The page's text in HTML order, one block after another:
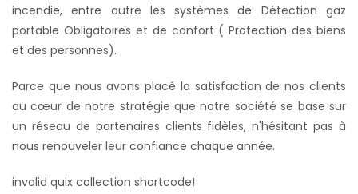
incendie, entre autre les systèmes de Détection gaz
portable Obligatoires et de confort ( Protection des biens
et des personnes).
Parce que nous avons placé la satisfaction de nos clients
au cœur de notre stratégie que notre société se base sur
un réseau de partenaires clients fidèles, n'hésitant pas à
nous renouveler leur confiance chaque année.
invalid quix collection shortcode!